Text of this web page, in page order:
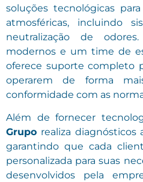
soluções tecnológicas
atmosféricas, incluindo
neutralização de
modernos e um time de
oferece suporte completo
operarem de forma
conformidade com as
Além de fornecer
Grupo realiza diagnósticos
garantindo que cada
personalizada para suas
desenvolvidos pela